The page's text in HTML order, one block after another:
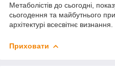
Метаболістів до сьогодні,
сьогодення та майбутнього
архітектурі всесвітнє визнання.
Приховати